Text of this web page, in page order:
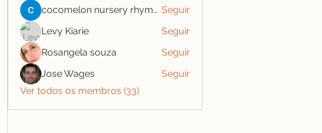
cocomelon nursery rhymes Seguir
Levy Kiarie
Seguir
Rosangela souza
Seguir
Jose Wages
Seguir
Ver todos os membros (33)